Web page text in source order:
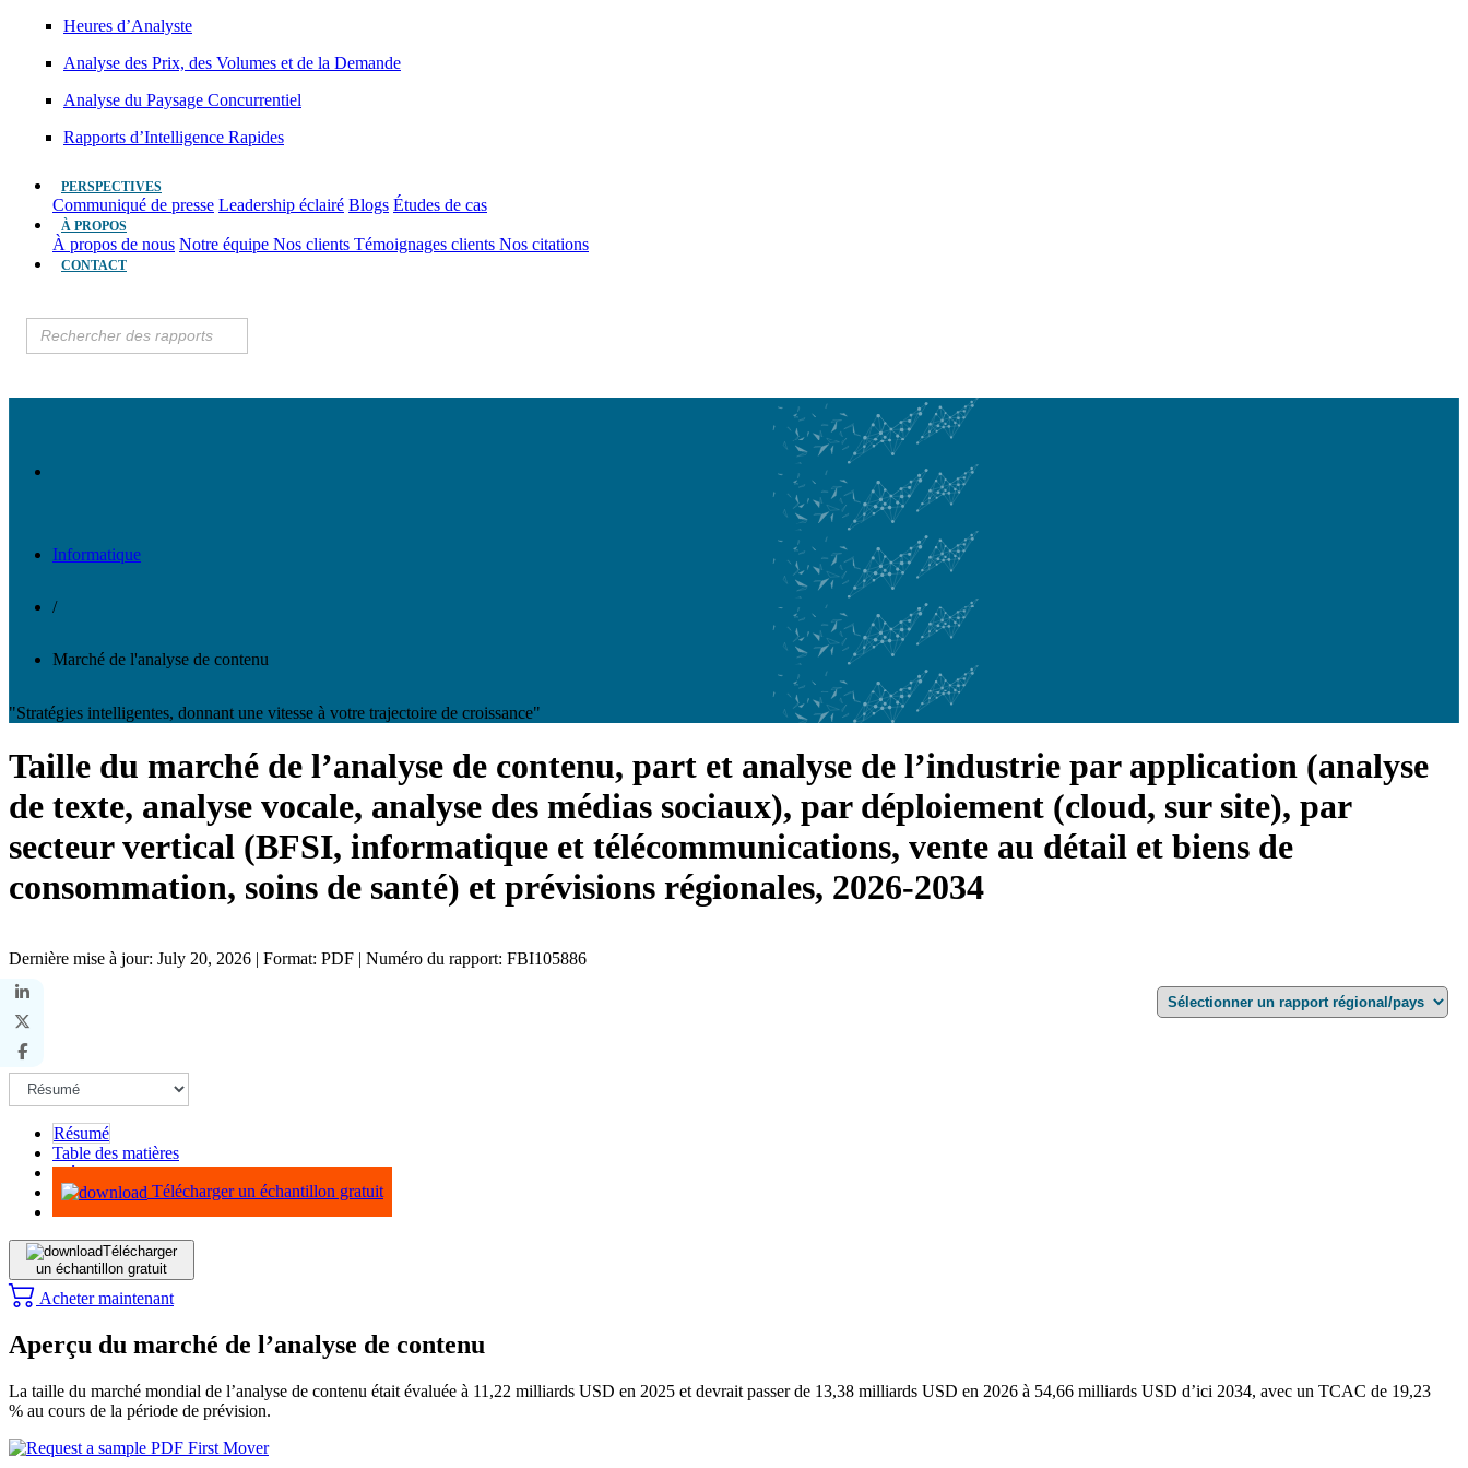
Heures d’Analyste
Analyse des Prix, des Volumes et de la Demande
Analyse du Paysage Concurrentiel
Rapports d’Intelligence Rapides
PERSPECTIVES
Communiqué de presse Leadership éclairé Blogs Études de cas
À PROPOS
À propos de nous Notre équipe Nos clients Témoignages clients Nos citations
CONTACT
Informatique
/
Marché de l'analyse de contenu
"Stratégies intelligentes, donnant une vitesse à votre trajectoire de croissance"
Taille du marché de l’analyse de contenu, part et analyse de l’industrie par application (analyse
de texte, analyse vocale, analyse des médias sociaux), par déploiement (cloud, sur site), par
secteur vertical (BFSI, informatique et télécommunications, vente au détail et biens de
consommation, soins de santé) et prévisions régionales, 2026-2034
Dernière mise à jour: July 20, 2026 | Format: PDF | Numéro du rapport: FBI105886
Résumé
Table des matières
Méthodologie
Télécharger un échantillon gratuit
Télécharger
un échantillon gratuit
Acheter maintenant
Aperçu du marché de l’analyse de contenu
La taille du marché mondial de l’analyse de contenu était évaluée à 11,22 milliards USD en 2025 et devrait passer de 13,38 milliards USD en 2026 à 54,66 milliards USD d’ici 2034, avec un TCAC de 19,23
% au cours de la période de prévision.